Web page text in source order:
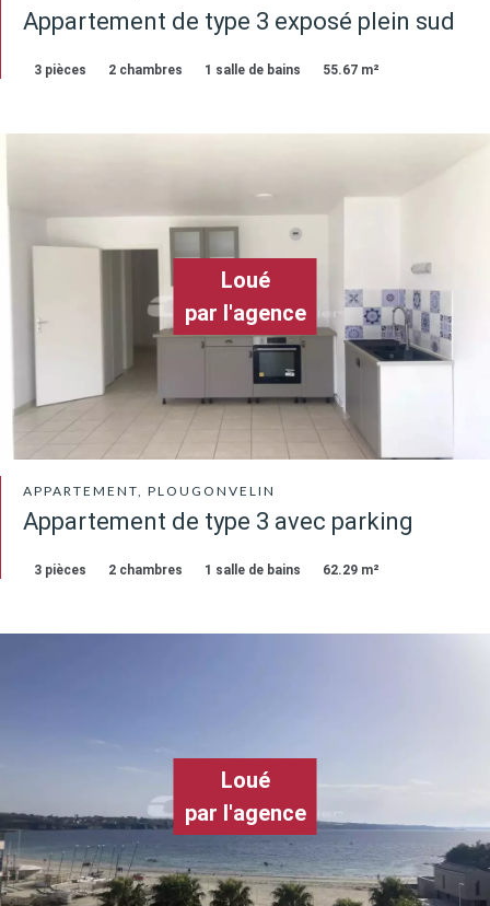
Appartement de type 3 exposé plein sud
3 pièces 2 chambres 1 salle de bains 55.67 m²
Loué
par l'agence
APPARTEMENT, PLOUGONVELIN
Appartement de type 3 avec parking
3 pièces 2 chambres 1 salle de bains 62.29 m²
Loué
par l'agence